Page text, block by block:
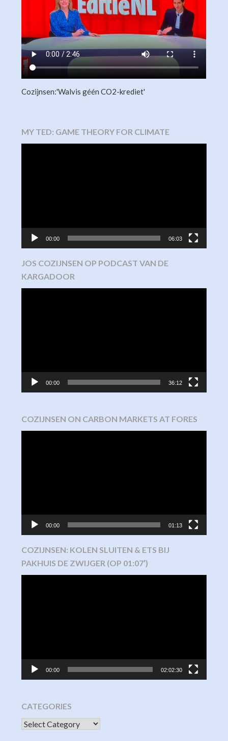
Cozijnsen:'Walvis géén CO2-krediet'
MY TED: GAME THEORY FOR CLIMATE
00:00 06:03
JOS COZIJNSEN OP PODCAST VAN DE
KARGADOOR
00:00 36:12
COZIJNSEN ON CARBON MARKETS AT FORES
00:00 01:13
COZIJNSEN: KOLEN SLUITEN & ETS BIJ
PAKHUIS DE ZWIJGER (OP 01:07′)
00:00 02:02:30
CATEGORIES
CATEGORIES